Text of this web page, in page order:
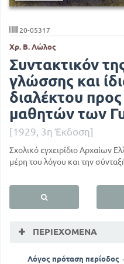
20-05317
Χρ. Β. Λώλος
Συντακτικόν
γλώσσης και
διαλέκτου
μαθητών των
[1929, 3η Έκδοση]
Σχολικό εγχειρίδιο Αρχαίων
μέρη του λόγου και την
ΠΕΡΙΕΧΌΜΕΝΑ
Λόγος πρόταση περίοδος